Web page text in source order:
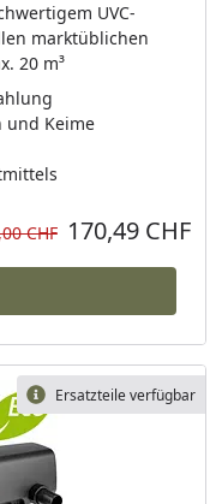
UVC-
marktüblichen
20 m³
und Keime
Preis
CHF 170,49 CHF
Ersatzteile verfügbar